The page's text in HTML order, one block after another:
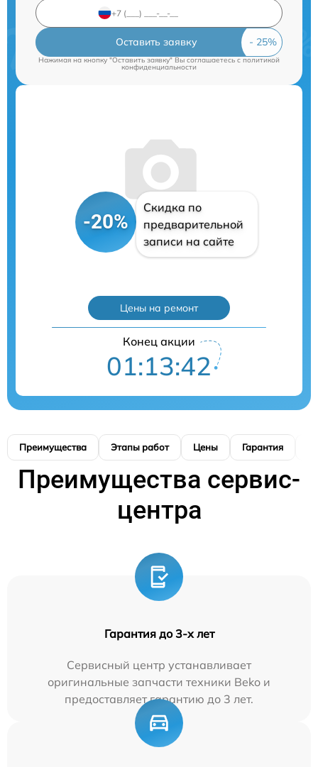
Оставить заявку
Нажимая на кнопку "Оставить заявку" Вы соглашаетесь cполитикой
конфиденциальности
-20%
Скидка по
предварительной
записи на сайте
Цены на ремонт
Конец акции
01:13:41
Преимущества Этапы работ Цены Гарантия
Преимущества сервис-
центра
Гарантия до 3-х лет
Сервисный центр устанавливает
оригинальные запчасти техники Beko и
предоставляет гарантию до 3 лет.